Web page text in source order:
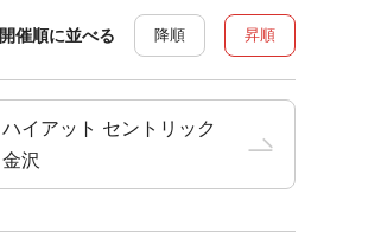
開催順に並べる 降順 昇順
ハイアット セントリック
金沢